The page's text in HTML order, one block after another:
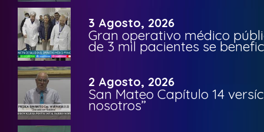
3 Agosto, 2026
Gran operativo médico
de 3 mil pacientes se
2 Agosto, 2026
San Mateo Capítulo 14
nosotros”